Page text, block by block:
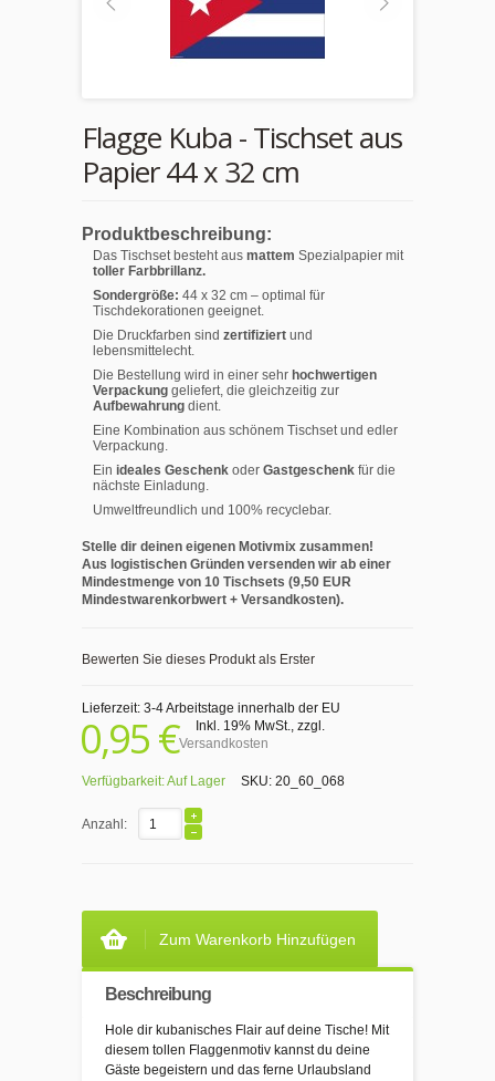
Flagge Kuba - Tischset aus
Papier 44 x 32 cm
Produktbeschreibung:
Das Tischset besteht aus mattem Spezialpapier mit
toller Farbbrillanz.
Sondergröße: 44 x 32 cm – optimal für
Tischdekorationen geeignet.
Die Druckfarben sind zertifiziert und
lebensmittelecht.
Die Bestellung wird in einer sehr hochwertigen
Verpackung geliefert, die gleichzeitig zur
Aufbewahrung dient.
Eine Kombination aus schönem Tischset und edler
Verpackung.
Ein ideales Geschenk oder Gastgeschenk für die
nächste Einladung.
Umweltfreundlich und 100% recyclebar.
Stelle dir deinen eigenen Motivmix zusammen!
Aus logistischen Gründen versenden wir ab einer
Mindestmenge von 10 Tischsets (9,50 EUR
Mindestwarenkorbwert + Versandkosten).
Bewerten Sie dieses Produkt als Erster
Lieferzeit: 3-4 Arbeitstage innerhalb der EU
0,95 € Inkl. 19% MwSt., zzgl.
Versandkosten
Verfügbarkeit:Auf Lager SKU: 20_60_068
Anzahl:
Zum Warenkorb Hinzufügen
Beschreibung
Hole dir kubanisches Flair auf deine Tische! Mit
diesem tollen Flaggenmotiv kannst du deine
Gäste begeistern und das ferne Urlaubsland